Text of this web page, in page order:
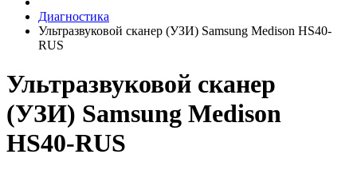
Диагностика
Ультразвуковой сканер (УЗИ) Samsung Medison HS40-
RUS
Ультразвуковой сканер
(УЗИ) Samsung Medison
HS40-RUS